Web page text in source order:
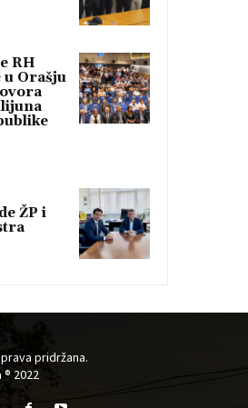
RH
u Orašju
ŽP i
pridržana.
2022